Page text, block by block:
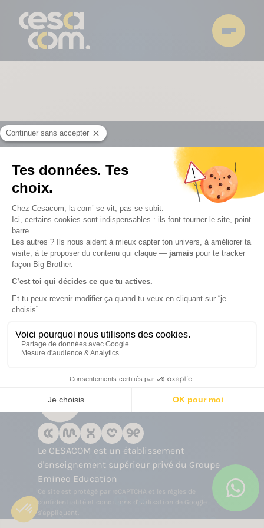
ECOLE
NOS CAMPUS
RESSOURCES
PROGRAMMES
Informations légales
des cookies
Gérer mes cookies
2026 CESACOM
Le CESACOM est un établissement
d'enseignement supérieur privé du Groupe
Emineo Education
Ce site est protégé par reCAPTCHA et les règles de
confidentialité et conditions d'utilisation de Google
s'appliquent.